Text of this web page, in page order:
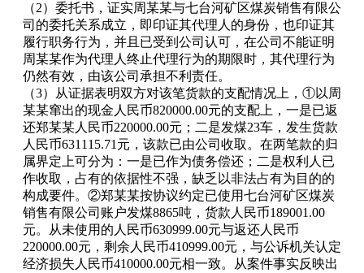
（2）委托书，证实周某某与七台河矿区煤炭销售有限公
司的委托关系成立，即印证其代理人的身份，也印证其
履行职务行为，并且已受到公司认可，在公司不能证明
周某某作为代理人终止代理行为的期限时，其代理行为
仍然有效，由该公司承担不利责任。
（3）从证据表明双方对该笔货款的支配情况上，①以周
某某窜出的现金人民币820000.00元的支配上，一是已返
还郑某某人民币220000.00元；二是发煤23车，发生货款
人民币631115.71元，该款已由公司收取。在两笔款的归
属界定上可分为：一是已作为债务偿还；二是权利人已
作收取，占有的依据性不强，缺乏以非法占有为目的的
构成要件。②郑某某按协议约定已使用七台河矿区煤炭
销售有限公司账户发煤8865吨，货款人民币189001.00
元。从未使用的人民币630999.00元与返还人民币
220000.00元，剩余人民币410999.00元，与公诉机关认定
经济损失人民币410000.00元相一致。从案件事实反映出